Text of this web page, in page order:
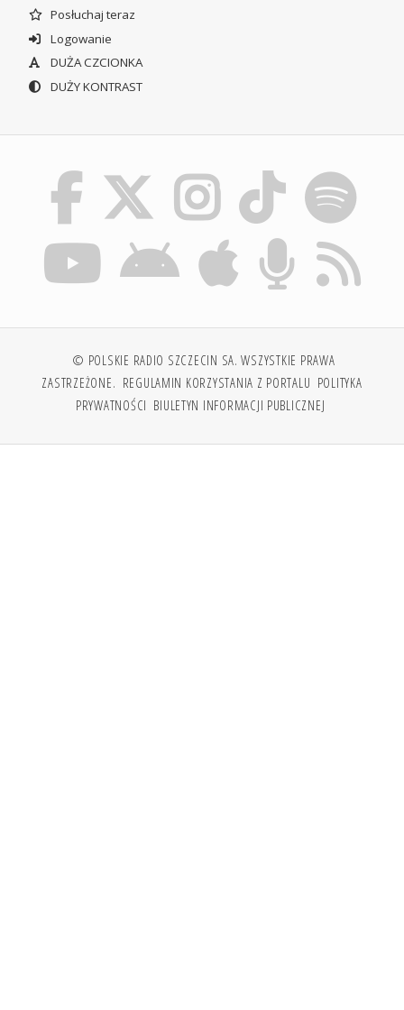
Posłuchaj teraz
Logowanie
DUŻA CZCIONKA
DUŻY KONTRAST
© POLSKIE RADIO SZCZECIN SA. WSZYSTKIE PRAWA
ZASTRZEŻONE. REGULAMIN KORZYSTANIA Z PORTALU POLITYKA
PRYWATNOŚCI BIULETYN INFORMACJI PUBLICZNEJ